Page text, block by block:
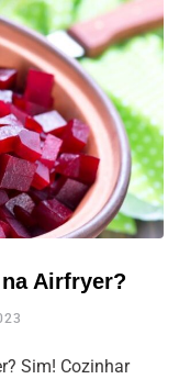
opções
Nesta receita,
da quinoa,
Airfryer?
Sim! Cozinhar